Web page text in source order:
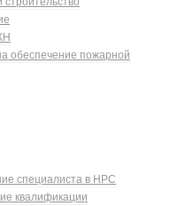
обеспечение пожарной
специалиста в НРС
квалификации